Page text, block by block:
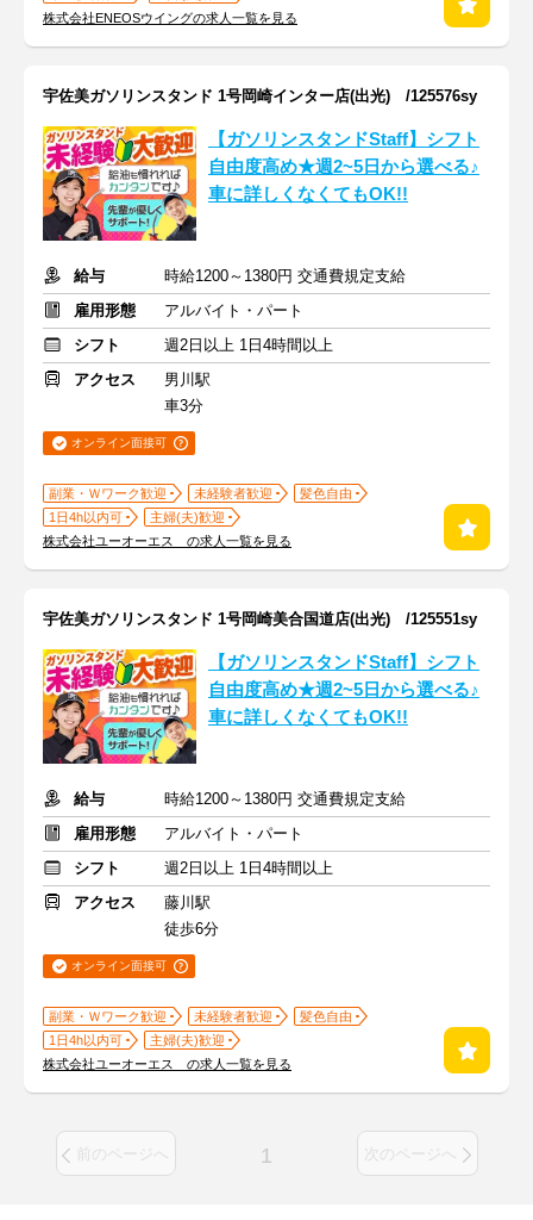
株式会社ENEOSウイングの求人一覧を見る
宇佐美ガソリンスタンド 1号岡崎インター店(出光) /125576sy
【ガソリンスタンドStaff】シフト
自由度高め★週2~5日から選べる♪
車に詳しくなくてもOK!!
給与
時給1200～1380円 交通費規定支給
雇用形態
アルバイト・パート
シフト
週2日以上 1日4時間以上
アクセス
男川駅
車3分
オンライン面接可
副業・Ｗワーク歓迎 未経験者歓迎
髪色自由
1日4h以内可
主婦(夫)歓迎
株式会社ユーオーエス の求人一覧を見る
宇佐美ガソリンスタンド 1号岡崎美合国道店(出光) /125551sy
【ガソリンスタンドStaff】シフト
自由度高め★週2~5日から選べる♪
車に詳しくなくてもOK!!
給与
時給1200～1380円 交通費規定支給
雇用形態
アルバイト・パート
シフト
週2日以上 1日4時間以上
アクセス
藤川駅
徒歩6分
オンライン面接可
副業・Ｗワーク歓迎 未経験者歓迎
髪色自由
1日4h以内可
主婦(夫)歓迎
株式会社ユーオーエス の求人一覧を見る
前のページへ 1 次のページへ